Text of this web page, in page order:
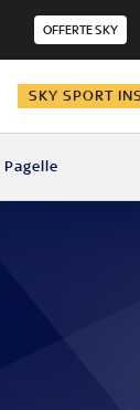
OFFERTE SKY
SKY SPORT
Pagelle